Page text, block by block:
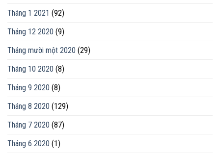
Tháng 1 2021 (92)
Tháng 12 2020 (9)
Tháng mười một 2020 (29)
Tháng 10 2020 (8)
Tháng 9 2020 (8)
Tháng 8 2020 (129)
Tháng 7 2020 (87)
Tháng 6 2020 (1)